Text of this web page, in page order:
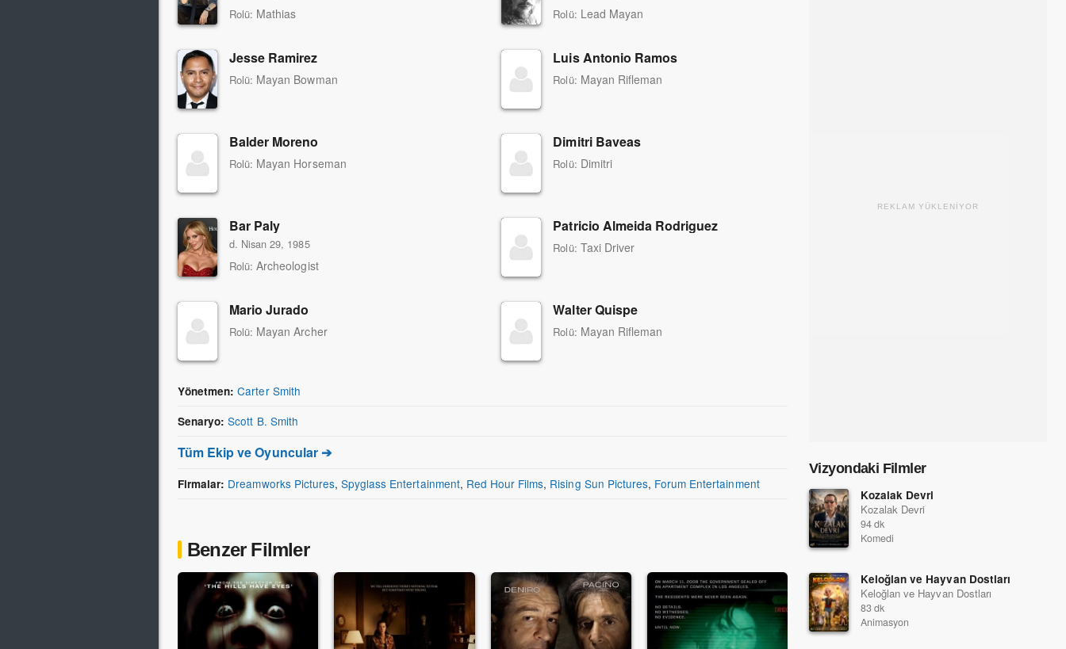
Rolü: Mathias
Rolü: Lead Mayan
Jesse Ramirez
Rolü: Mayan Bowman
Luis Antonio Ramos
Rolü: Mayan Rifleman
Balder Moreno
Rolü: Mayan Horseman
Dimitri Baveas
Rolü: Dimitri
Bar Paly
d. Nisan 29, 1985
Rolü: Archeologist
Patricio Almeida Rodriguez
Rolü: Taxi Driver
Mario Jurado
Rolü: Mayan Archer
Walter Quispe
Rolü: Mayan Rifleman
Yönetmen: Carter Smith
Senaryo: Scott B. Smith
Tüm Ekip ve Oyuncular ➔
Firmalar: Dreamworks Pictures,Spyglass Entertainment, Red Hour Films, Rising Sun Pictures, Forum Entertainment
Benzer Filmler
REKLAM YÜKLENİYOR
Vizyondaki Filmler
Kozalak Devri
Kozalak Devri
94 dk
Komedi
Keloğlan ve Hayvan Dostları
Keloğlan ve Hayvan Dostları
83 dk
Animasyon